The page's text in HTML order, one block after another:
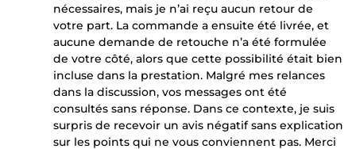
nécessaires, mais je n’ai reçu aucun retour de
votre part. La commande a ensuite été livrée, et
aucune demande de retouche n’a été formulée
de votre côté, alors que cette possibilité était bien
incluse dans la prestation. Malgré mes relances
dans la discussion, vos messages ont été
consultés sans réponse. Dans ce contexte, je suis
surpris de recevoir un avis négatif sans explication
sur les points qui ne vous conviennent pas. Merci